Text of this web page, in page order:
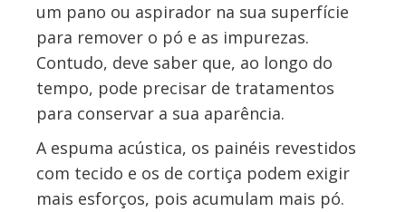
um pano ou aspirador na sua superfície
para remover o pó e as impurezas.
Contudo, deve saber que, ao longo do
tempo, pode precisar de tratamentos
para conservar a sua aparência.
A espuma acústica, os painéis revestidos
com tecido e os de cortiça podem exigir
mais esforços, pois acumulam mais pó.